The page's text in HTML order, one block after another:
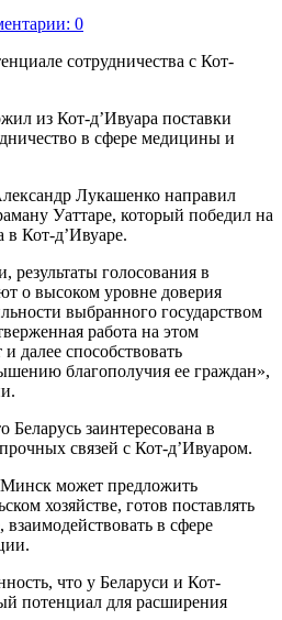
0
из Кот-д’Ивуара поставки
в сфере медицины и
Лукашенко направил
Уаттаре, который победил на
в Кот-д’Ивуаре.
результаты голосования в
о высоком уровне доверия
выбранного государством
работа на этом
далее способствовать
благополучия ее граждан»,
заинтересована в
связей с Кот-д’Ивуаром.
может предложить
хозяйстве, готов поставлять
в сфере
что у Беларуси и Кот-
потенциал для расширения